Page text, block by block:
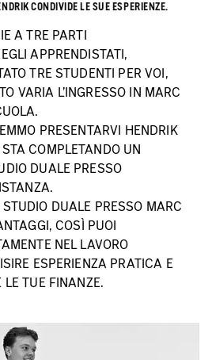
CONDIVIDE LE SUE ESPERIENZE.
A TRE PARTI
APPRENDISTATI,
TRE STUDENTI PER VOI,
VARIA L'INGRESSO IN MARC
PRESENTARVI HENDRIK
COMPLETANDO UN
DUALE PRESSO
DUALE PRESSO MARC
COSÌ PUOI
NEL LAVORO
ESPERIENZA PRATICA E
LE TUE FINANZE.